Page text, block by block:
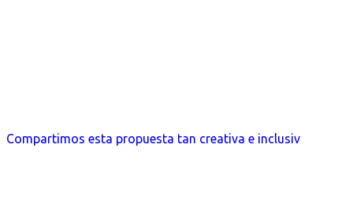
Compartimos esta propuesta tan creativa e inclusiv